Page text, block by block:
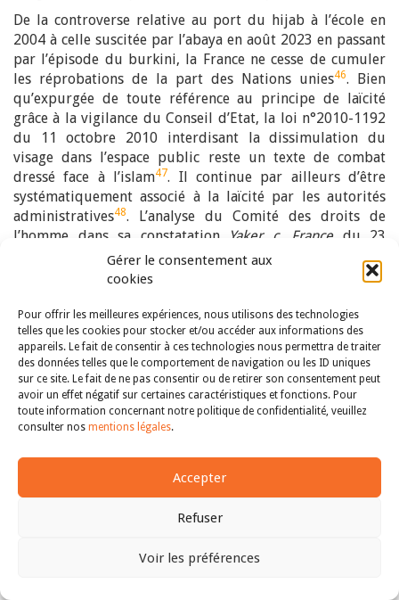
Gérer le consentement aux
cookies
Pour offrir les meilleures expériences, nous utilisons des technologies
telles que les cookies pour stocker et/ou accéder aux informations des
appareils. Le fait de consentir à ces technologies nous permettra de traiter
des données telles que le comportement de navigation ou les ID uniques
sur ce site. Le fait de ne pas consentir ou de retirer son consentement peut
avoir un effet négatif sur certaines caractéristiques et fonctions. Pour
toute information concernant notre politique de confidentialité, veuillez
consulter nos mentions légales.
Accepter
Refuser
Voir les préférences
De la controverse relative au port du hijab à l’école en
2004 à celle suscitée par l’abaya en août 2023 en passant
par l’épisode du burkini, la France ne cesse de cumuler
les réprobations de la part des Nations unies46. Bien
qu’expurgée de toute référence au principe de laïcité
grâce à la vigilance du Conseil d’Etat, la loi n°2010-1192
du 11 octobre 2010 interdisant la dissimulation du
visage dans l’espace public reste un texte de combat
dressé face à l’islam47. Il continue par ailleurs d’être
systématiquement associé à la laïcité par les autorités
administratives48. L’analyse du Comité des droits de
l’homme dans sa constatation
Yaker c. Francedu 23
octobre 2018 est édifiante : «De l’avis du Comité, la
France n’a pas suffisamment expliqué en quoi l’interdiction
n’a pas été convaincu par les arguments avancés par la
France, selon lesquels l’interdiction de dissimuler le visage
était nécessaire et proportionnée pour des raisons de
sécurité et visait à assurer le respect du principe du « vivre
ensemble » dans la société» 49. Le Président du Comité
alors en fonction, Yuval Shany, a précisé que, s’il
considère à titre personnel la burqa comme une forme
le Comité n’entendent pas encourager le port de ce
vêtement. Elles expriment uniquement la position selon
une interdiction généralisée à caractère pénal ne
l’intérêt général et les libertés individuelles